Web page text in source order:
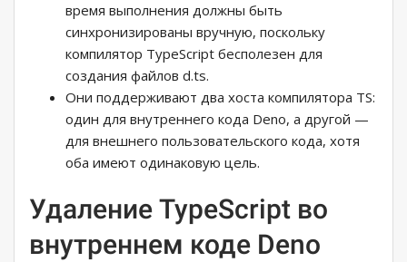
время выполнения должны быть
синхронизированы вручную, поскольку
компилятор TypeScript бесполезен для
создания файлов d.ts.
Они поддерживают два хоста компилятора TS:
один для внутреннего кода Deno, а другой —
для внешнего пользовательского кода, хотя
оба имеют одинаковую цель.
Удаление TypeScript во
внутреннем коде Deno